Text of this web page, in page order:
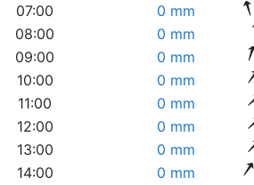
07:00
0 mm
08:00
0 mm
09:00
0 mm
10:00
0 mm
11:00
0 mm
12:00
0 mm
13:00
0 mm
14:00
0 mm